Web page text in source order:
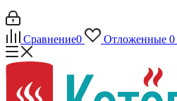
Сравнение0 Отложенные 0